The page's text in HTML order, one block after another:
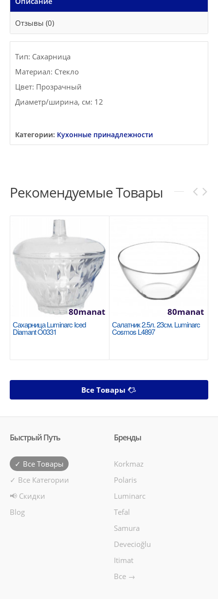
Отзывы (0)
Тип: Сахарница
Материал: Стекло
Цвет: Прозрачный
Диаметр/ширина, см: 12
Категории: Кухонные принадлежности
Рекомендуемые Товары
Сахарница Luminarc Iced
Diamant O0331
80manat
Салатник 2.5л. 23см. Luminarc
Cosmos L4897
80manat
Все Товары
Быстрый Путь
✓ Все Товары
✓ Все Категории
📢 Скидки
Blog
Бренды
Korkmaz
Polaris
Luminarc
Tefal
Samura
Devecioğlu
Itimat
Все →